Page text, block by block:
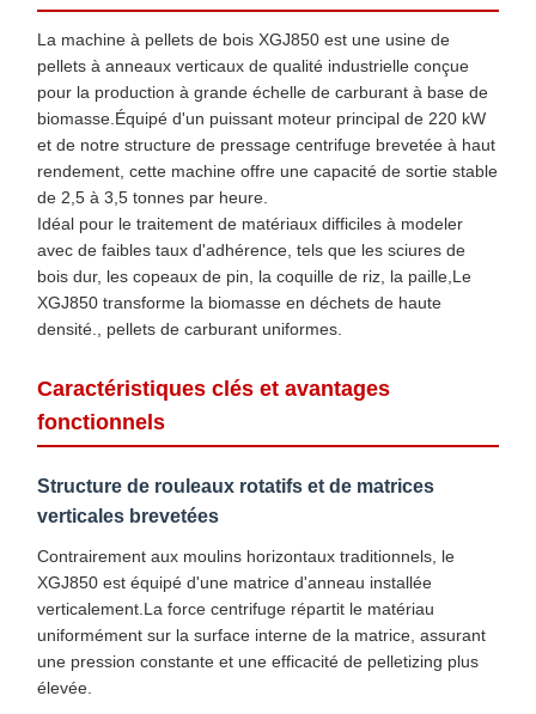
La machine à pellets de bois XGJ850 est une usine de
pellets à anneaux verticaux de qualité industrielle conçue
pour la production à grande échelle de carburant à base de
biomasse.Équipé d'un puissant moteur principal de 220 kW
et de notre structure de pressage centrifuge brevetée à haut
rendement, cette machine offre une capacité de sortie stable
de 2,5 à 3,5 tonnes par heure.
Idéal pour le traitement de matériaux difficiles à modeler
avec de faibles taux d'adhérence, tels que les sciures de
bois dur, les copeaux de pin, la coquille de riz, la paille,Le
XGJ850 transforme la biomasse en déchets de haute
densité., pellets de carburant uniformes.
Caractéristiques clés et avantages
fonctionnels
Structure de rouleaux rotatifs et de matrices
verticales brevetées
Contrairement aux moulins horizontaux traditionnels, le
XGJ850 est équipé d'une matrice d'anneau installée
verticalement.La force centrifuge répartit le matériau
uniformément sur la surface interne de la matrice, assurant
une pression constante et une efficacité de pelletizing plus
élevée.